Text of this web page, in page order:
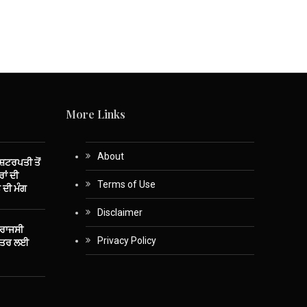
ਤੋਂ
ਦੀ
ਮੰਗ
ਲਈ
More Links
About
Terms of Use
Disclaimer
Privacy Policy